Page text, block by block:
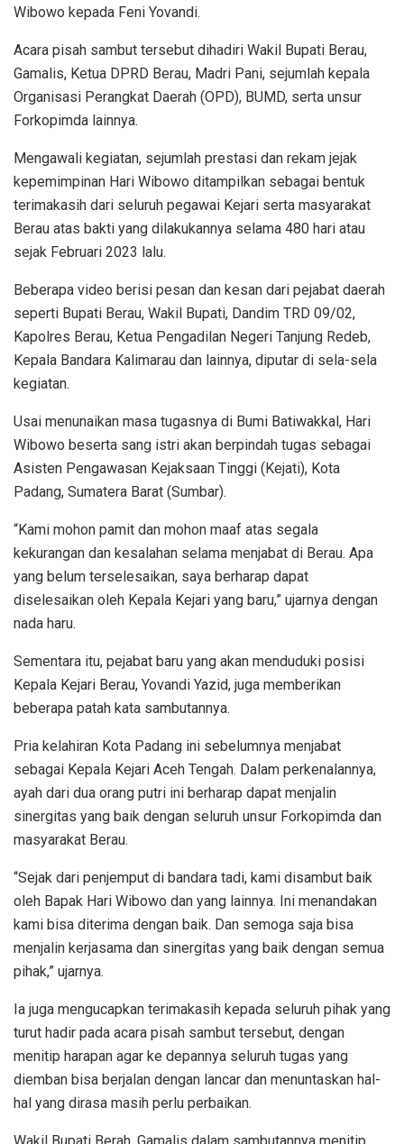
Wibowo kepada Feni Yovandi.
Acara pisah sambut tersebut dihadiri Wakil Bupati Berau,
Gamalis, Ketua DPRD Berau, Madri Pani, sejumlah kepala
Organisasi Perangkat Daerah (OPD), BUMD, serta unsur
Forkopimda lainnya.
Mengawali kegiatan, sejumlah prestasi dan rekam jejak
kepemimpinan Hari Wibowo ditampilkan sebagai bentuk
terimakasih dari seluruh pegawai Kejari serta masyarakat
Berau atas bakti yang dilakukannya selama 480 hari atau
sejak Februari 2023 lalu.
Beberapa video berisi pesan dan kesan dari pejabat daerah
seperti Bupati Berau, Wakil Bupati, Dandim TRD 09/02,
Kapolres Berau, Ketua Pengadilan Negeri Tanjung Redeb,
Kepala Bandara Kalimarau dan lainnya, diputar di sela-sela
kegiatan.
Usai menunaikan masa tugasnya di Bumi Batiwakkal, Hari
Wibowo beserta sang istri akan berpindah tugas sebagai
Asisten Pengawasan Kejaksaan Tinggi (Kejati), Kota
Padang, Sumatera Barat (Sumbar).
“Kami mohon pamit dan mohon maaf atas segala
kekurangan dan kesalahan selama menjabat di Berau. Apa
yang belum terselesaikan, saya berharap dapat
diselesaikan oleh Kepala Kejari yang baru,” ujarnya dengan
nada haru.
Sementara itu, pejabat baru yang akan menduduki posisi
Kepala Kejari Berau, Yovandi Yazid, juga memberikan
beberapa patah kata sambutannya.
Pria kelahiran Kota Padang ini sebelumnya menjabat
sebagai Kepala Kejari Aceh Tengah. Dalam perkenalannya,
ayah dari dua orang putri ini berharap dapat menjalin
sinergitas yang baik dengan seluruh unsur Forkopimda dan
masyarakat Berau.
“Sejak dari penjemput di bandara tadi, kami disambut baik
oleh Bapak Hari Wibowo dan yang lainnya. Ini menandakan
kami bisa diterima dengan baik. Dan semoga saja bisa
menjalin kerjasama dan sinergitas yang baik dengan semua
pihak,” ujarnya.
Ia juga mengucapkan terimakasih kepada seluruh pihak yang
turut hadir pada acara pisah sambut tersebut, dengan
menitip harapan agar ke depannya seluruh tugas yang
diemban bisa berjalan dengan lancar dan menuntaskan hal-
hal yang dirasa masih perlu perbaikan.